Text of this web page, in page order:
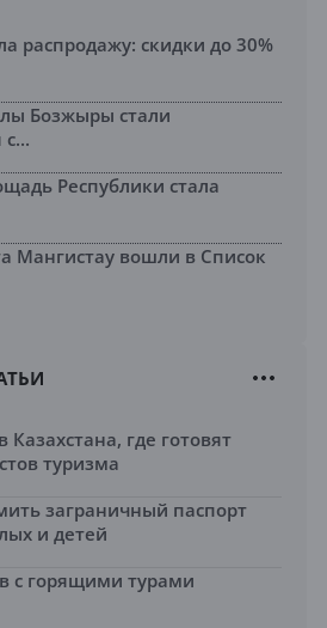
распродажу: скидки до 30%
Бозжыры стали
Республики стала
Мангистау вошли в Список
где готовят
туризма
заграничный паспорт
и детей
с горящими турами